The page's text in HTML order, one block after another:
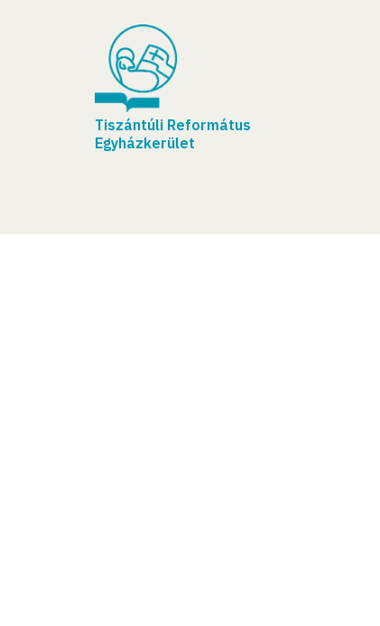
Tiszántúli Református
Egyházkerület